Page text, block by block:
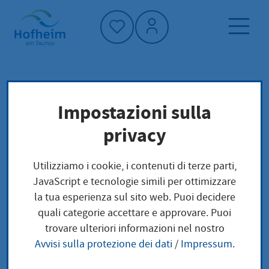
Home"
Pagina iniziale
Trova servizi
Preoccupazioni locali
Ansässigkeitsbescheinigung nach einem
Doppelbesteuerung beantragen
Ansässigkeitsbeschein
igung nach einem
Impostazioni sulla
privacy
Utilizziamo i cookie, i contenuti di terze parti,
JavaScript e tecnologie simili per ottimizzare
la tua esperienza sul sito web. Puoi decidere
quali categorie accettare e approvare. Puoi
trovare ulteriori informazioni nel nostro
Avvisi sulla protezione dei dati/ Impressum.